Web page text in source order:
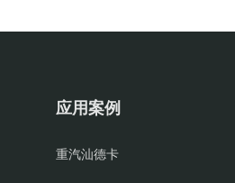
应用案例
重汽汕德卡